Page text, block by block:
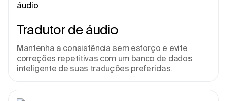
Tradutor de áudio
Mantenha a consistência sem esforço e evite
correções repetitivas com um banco de dados
inteligente de suas traduções preferidas.